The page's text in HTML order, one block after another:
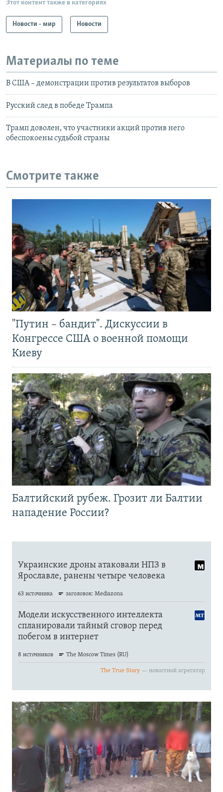
Этот контент также в категориях
Новости - мир Новости
Материалы по теме
В США – демонстрации против результатов выборов
Русский след в победе Трампа
Трамп доволен, что участники акций против него
обеспокоены судьбой страны
Смотрите также
"Путин – бандит". Дискуссии в
Конгрессе США о военной помощи
Киеву
Балтийский рубеж. Грозит ли Балтии
нападение России?